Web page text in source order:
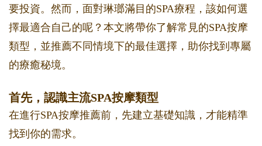
要投資。然而，面對琳瑯滿目的SPA療程，該如何選
擇最適合自己的呢？本文將帶你了解常見的SPA按摩
類型，並推薦不同情境下的最佳選擇，助你找到專屬
的療癒秘境。
首先，認識主流SPA按摩類型
在進行SPA按摩推薦前，先建立基礎知識，才能精準
找到你的需求。